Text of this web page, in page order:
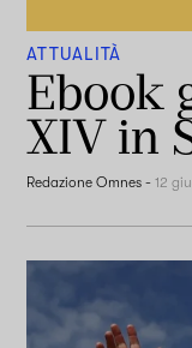
ATTUALITÀ
Ebook
XIV in
Redazione Omnes -12